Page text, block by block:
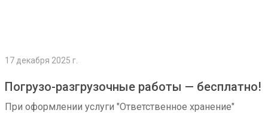
17 декабря 2025 г.
Погрузо-разгрузочные работы — бесплатно!
При оформлении услуги "Ответственное хранение"